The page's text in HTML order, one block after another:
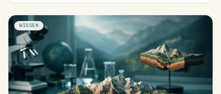
WISSEN